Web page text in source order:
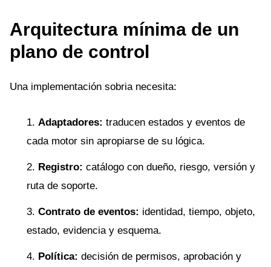
Arquitectura mínima de un
plano de control
Una implementación sobria necesita:
Adaptadores: traducen estados y eventos de
cada motor sin apropiarse de su lógica.
Registro: catálogo con dueño, riesgo, versión y
ruta de soporte.
Contrato de eventos: identidad, tiempo, objeto,
estado, evidencia y esquema.
Política: decisión de permisos, aprobación y